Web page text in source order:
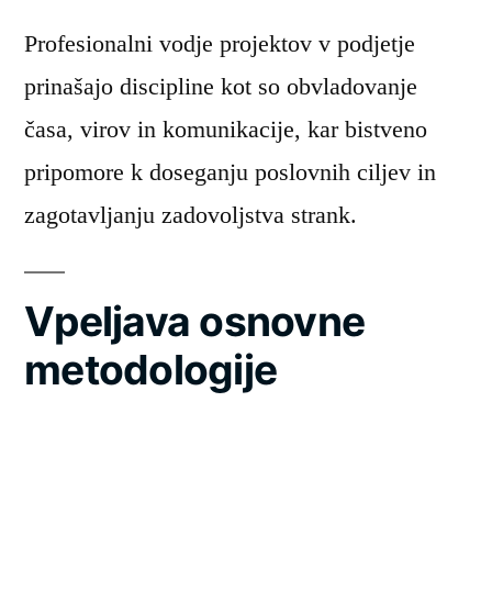
Profesionalni vodje projektov v podjetje
prinašajo discipline kot so obvladovanje
časa, virov in komunikacije, kar bistveno
pripomore k doseganju poslovnih ciljev in
zagotavljanju zadovoljstva strank.
Vpeljava osnovne
metodologije